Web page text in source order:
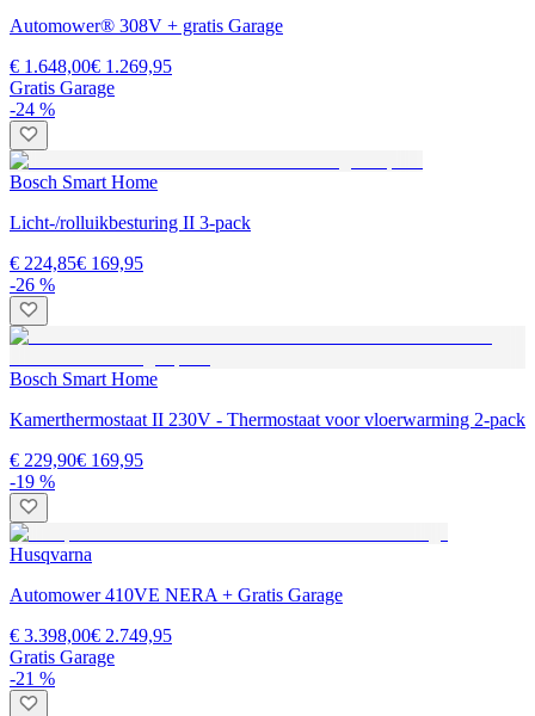
Automower® 308V + gratis Garage
€ 1.648,00€ 1.269,95
Gratis Garage
-24 %
Bosch Smart Home
Licht-/rolluikbesturing II 3-pack
€ 224,85€ 169,95
-26 %
Bosch Smart Home
Kamerthermostaat II 230V - Thermostaat voor vloerwarming 2-pack
€ 229,90€ 169,95
-19 %
Husqvarna
Automower 410VE NERA + Gratis Garage
€ 3.398,00€ 2.749,95
Gratis Garage
-21 %